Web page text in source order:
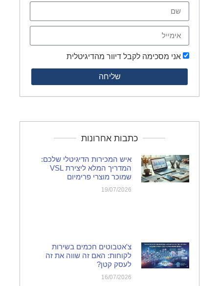
אני מסכימה לקבל דיוור מהדיגיטלית
שליחה
כתבות אחרונות
איש המכירות הדיגיטלי שלכם:
המדריך המלא ליצירת VSL
שמוכר מוצרי פרימיום
19/07/2026
צ'אטבוטים חכמים בשירות
לקוחות: האם זה שווה את זה
לעסק קטן?
16/07/2026